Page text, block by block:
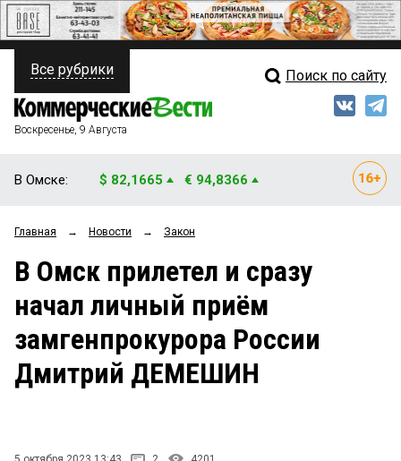
ПОЛИТИКА
ФИНАНСЫ
ОБЩЕСТВО
ЗАКОН
ПРОИСШЕСТВИЯ
Свежий выпуск
Рейтинги
Блоги
Архив
Все рубрики Поиск по сайту
Воскресенье, 9 Августа
В Омске: $ 82,1665 € 94,8366
Главная → Новости → Закон
В Омск прилетел и сразу
начал личный приём
замгенпрокурора России
Дмитрий ДЕМЕШИН